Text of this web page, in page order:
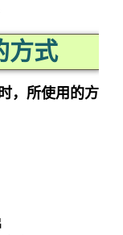
方式
，所使用的方